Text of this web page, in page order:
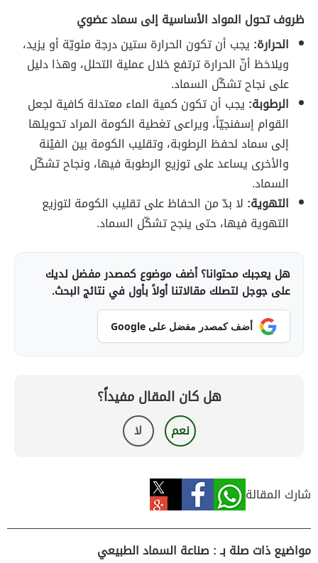
ظروف تحول المواد الأساسية إلى سماد عضوي
الحرارة: يجب أن تكون الحرارة ستين درجة مئويّة أو يزيد،
ويلاحَظ أنّ الحرارة ترتفع خلال عملية التحلل، وهذا دليل
على نجاح تشكّل السماد.
الرطوبة: يجب أن تكون كمية الماء معتدلة كافية لجعل
القوام إسفنجيّاً، ويراعى تغطية الكومة المراد تحويلها
إلى سماد لحفظ الرطوبة، وتقليب الكومة بين الفيْنة
والأخرى يساعد على توزيع الرطوبة فيها، ونجاح تشكّل
السماد.
التهوية: لا بدّ من الحفاظ على تقليب الكومة لتوزيع
التهوية فيها، حتى ينجح تشكّل السماد.
هل يعجبك محتوانا؟ أضف موضوع كمصدر مفضل لديك
على جوجل لتصلك مقالاتنا أولاً بأول في نتائج البحث.
أضف كمصدر مفضل على Google
هل كان المقال مفيداً؟
نعم لا
شارك المقالة
مواضيع ذات صلة بـ : صناعة السماد الطبيعي